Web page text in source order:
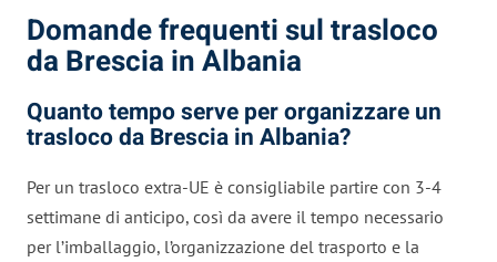
Domande frequenti sul trasloco
da Brescia in Albania
Quanto tempo serve per organizzare un
trasloco da Brescia in Albania?
Per un trasloco extra-UE è consigliabile partire con 3-4
settimane di anticipo, così da avere il tempo necessario
per l’imballaggio, l’organizzazione del trasporto e la